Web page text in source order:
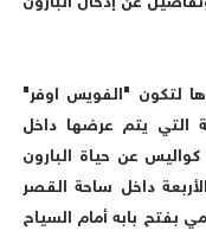
لتكون "الفويس اوفر"
التي يتم عرضها داخل
عن حياة البارون
داخل ساحة القصر
بفتح بابه أمام السياح